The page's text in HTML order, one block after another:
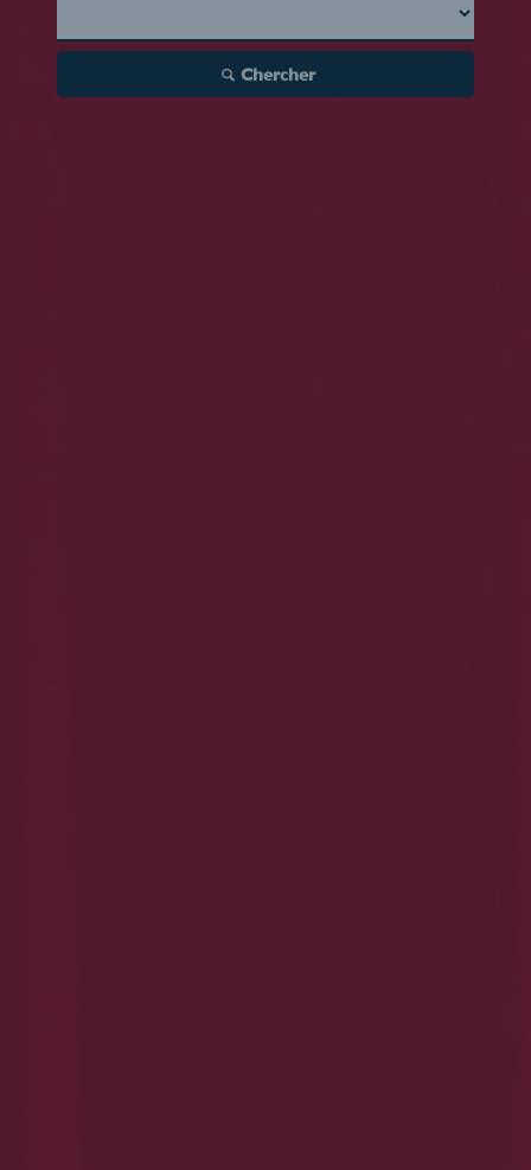
Chercher